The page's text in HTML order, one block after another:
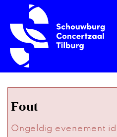
Fout
Ongeldig evenement id